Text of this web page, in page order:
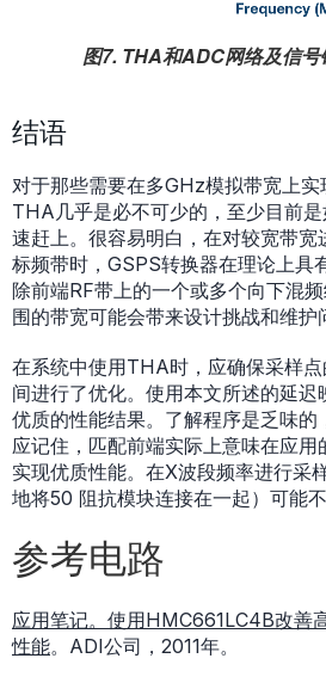
图7. THA和ADC网络及信号
结语
对于那些需要在多GHz模拟带宽上实
THA几乎是必不可少的，至少目前
速赶上。很容易明白，在对较宽带宽
标频带时，GSPS转换器在理论上具
除前端RF带上的一个或多个向下混
围的带宽可能会带来设计挑战和维护
在系统中使用THA时，应确保采样
间进行了优化。使用本文所述的延
优质的性能结果。了解程序是乏味的
应记住，匹配前端实际上意味在应
实现优质性能。在X波段频率进行采
地将50 阻抗模块连接在一起）可能不
参考电路
应用笔记。使用HMC661LC4B改善
性能。ADI公司，2011年。